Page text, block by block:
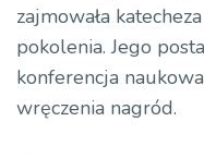
zajmowała
pokolenia. Jego
konferencja
wręczenia nagród.